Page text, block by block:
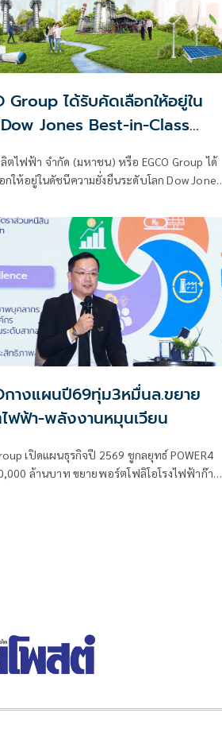
Group ได้รับคัดเลือกให้อยู่ใน
Jones Best-in-Class
าดเกิดใหม่
ตไฟฟ้า จำกัด (มหาชน) หรือ EGCO Group ได้
กให้อยู่ในดัชนีความยั่งยืนระดับโลก Dow Jones
ประเภทสาธารณูปโภคไฟฟ้าของ กลุ่มดัชนีตลาดเกิดใหม่
กางแผนปี69ทุ่ม3หมื่นล.ขยาย
ฟฟ้า-พลังงานหมุนเวียน
เปิดแผนธุรกิจปี 2569 ชูกลยุทธ์ POWER4